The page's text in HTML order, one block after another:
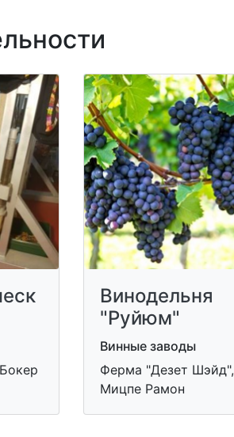
Винодельня
"Руйюм"
Винные заводы
Ферма "Дезет Шэйд",
Мицпе Рамон